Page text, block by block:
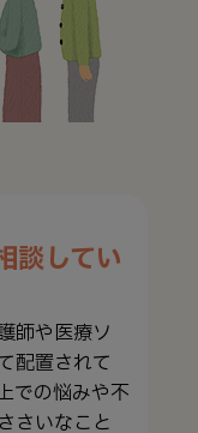
談してい
師や医療ソ
配置されて
での悩みや不
さいなこと